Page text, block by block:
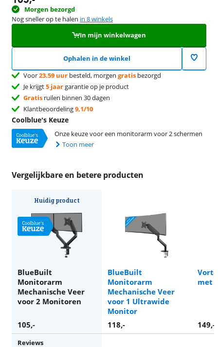
Morgen bezorgd
Nog sneller op te halen in 8 winkels
In mijn winkelwagen
Ophalen in de winkel
Voor23.59 uur besteld, morgen gratis bezorgd
Je krijgt5 jaargarantie op je product
Gratis ruilen binnen 30 dagen
Klantbeoordeling9,1/10
Coolblue's Keuze
Onze keuze voor een monitorarm voor 2 schermen
Toon meer
Vergelijkbare en betere producten
Huidig product
BlueBuilt
Monitorarm
Mechanische Veer
voor 2 Monitoren
BlueBuilt
Monitorarm
Mechanische Veer
voor 1 Ultrawide
Monitor
met
105,- 118,- 149,-
Reviews